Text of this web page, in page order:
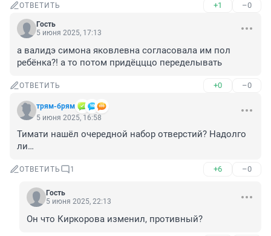
ОТВЕТИТЬ +1 –0
Гость
5 июня 2025, 17:13
а валидэ симона яковлевна согласовала им пол
ребёнка?! а то потом придёцццо переделывать
ОТВЕТИТЬ +0 –0
трям-брям
5 июня 2025, 16:58
Тимати нашёл очередной набор отверстий? Надолго
ли…
ОТВЕТИТЬ 1 +6 –0
Гость
5 июня 2025, 22:13
Он что Киркорова изменил, противный?